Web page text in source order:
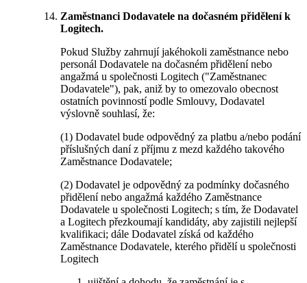
Zaměstnanci Dodavatele na dočasném přidělení k
Logitech.
Pokud Služby zahrnují jakéhokoli zaměstnance nebo
personál Dodavatele na dočasném přidělení nebo
angažmá u společnosti Logitech ("Zaměstnanec
Dodavatele"), pak, aniž by to omezovalo obecnost
ostatních povinností podle Smlouvy, Dodavatel
výslovně souhlasí, že:
(1) Dodavatel bude odpovědný za platbu a/nebo podání
příslušných daní z příjmu z mezd každého takového
Zaměstnance Dodavatele;
(2) Dodavatel je odpovědný za podmínky dočasného
přidělení nebo angažmá každého Zaměstnance
Dodavatele u společnosti Logitech; s tím, že Dodavatel
a Logitech přezkoumají kandidáty, aby zajistili nejlepší
kvalifikaci; dále Dodavatel získá od každého
Zaměstnance Dodavatele, kterého přidělí u společnosti
Logitech